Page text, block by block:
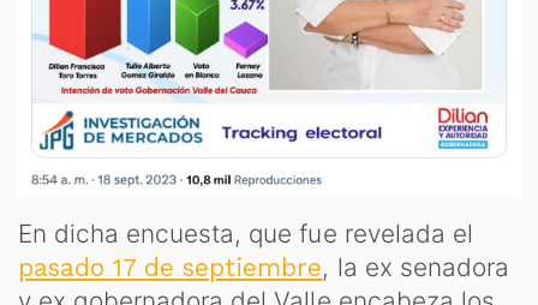
En dicha encuesta, que fue revelada el
pasado 17 de septiembre, la ex senadora